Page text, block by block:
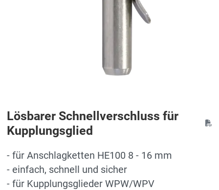
Lösbarer Schnellverschluss für
Kupplungsglied
- für Anschlagketten HE100 8 - 16 mm
- einfach, schnell und sicher
- für Kupplungsglieder WPW/WPV